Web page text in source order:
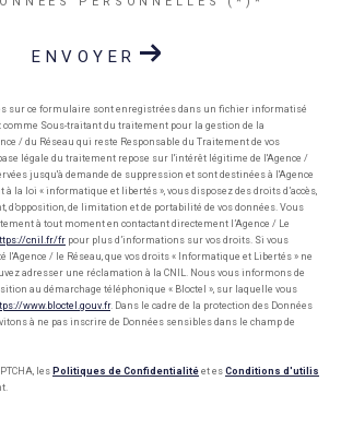
ENVOYER
sur ce formulaire sont enregistrées dans un fichier informatisé
comme Sous-traitant du traitement pour la gestion de la
/ du Réseau qui reste Responsable du Traitement de vos
légale du traitement repose sur l'intérêt légitime de l'Agence /
jusqu'à demande de suppression et sont destinées à l'Agence
la loi « informatique et libertés », vous disposez des droits d’accès,
d’opposition, de limitation et de portabilité de vos données. Vous
à tout moment en contactant directement l’Agence / Le
cnil.fr/fr pour plus d’informations sur vos droits. Si vous
l'Agence / le Réseau, que vos droits « Informatique et Libertés » ne
adresser une réclamation à la CNIL. Nous vous informons de
au démarchage téléphonique « Bloctel », sur laquelle vous
www.bloctel.gouv.fr. Dans le cadre de la protection des Données
à ne pas inscrire de Données sensibles dans le champ de
les Politiques de Confidentialité et es Conditions d'utilis